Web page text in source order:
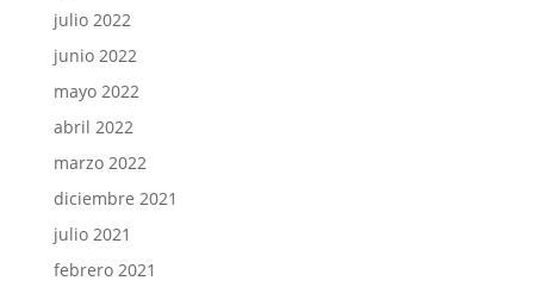
julio 2022
junio 2022
mayo 2022
abril 2022
marzo 2022
diciembre 2021
julio 2021
febrero 2021